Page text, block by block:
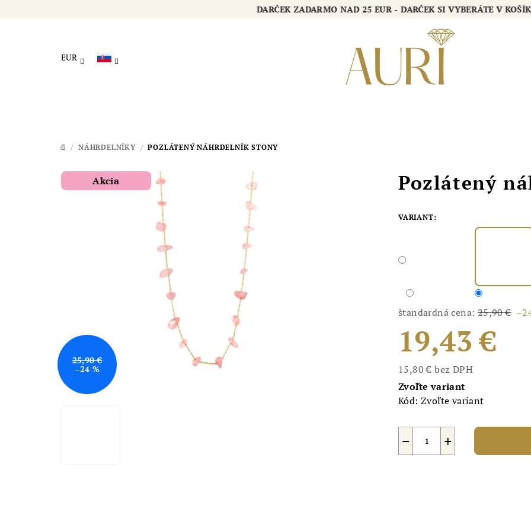
DARČEK ZADARMO NAD 25 EUR - DARČEK SI VYBERÁTE V
EUR
DOMOV
/ NÁHRDELNÍKY / POZLÁTENÝ NÁHRDELNÍK STONY
Pozlátený
VARIANT:
štandardná cena: 25,90 €
19,43 €
15,80 € bez DPH
Jednotková
cena:
Zvoľte variant
Kód: Zvoľte variant
+
−
Akcia
25,90 €
–24 %